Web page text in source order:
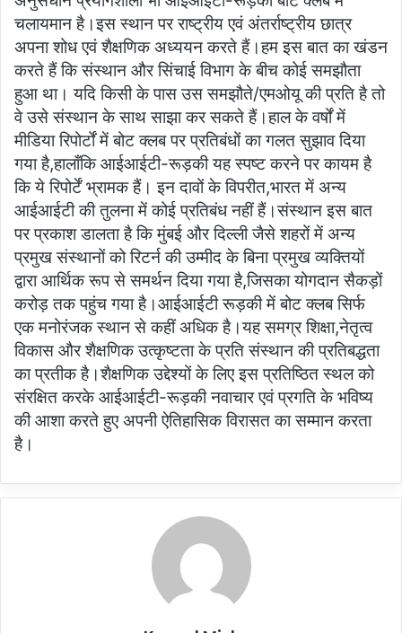
चलायमान है।इस स्थान पर राष्ट्रीय एवं अंतर्राष्ट्रीय छात्र
अपना शोध एवं शैक्षणिक अध्ययन करते हैं।हम इस बात का खंडन
करते हैं कि संस्थान और सिंचाई विभाग के बीच कोई समझौता
हुआ था। यदि किसी के पास उस समझौते/एमओयू की प्रति है तो
वे उसे संस्थान के साथ साझा कर सकते हैं।हाल के वर्षों में
मीडिया रिपोर्टों में बोट क्लब पर प्रतिबंधों का गलत सुझाव दिया
गया है,हालाँकि आईआईटी-रूड़की यह स्पष्ट करने पर कायम है
कि ये रिपोर्टें भ्रामक हैं। इन दावों के विपरीत,भारत में अन्य
आईआईटी की तुलना में कोई प्रतिबंध नहीं हैं।संस्थान इस बात
पर प्रकाश डालता है कि मुंबई और दिल्ली जैसे शहरों में अन्य
प्रमुख संस्थानों को रिटर्न की उम्मीद के बिना प्रमुख व्यक्तियों
द्वारा आर्थिक रूप से समर्थन दिया गया है,जिसका योगदान सैकड़ों
करोड़ तक पहुंच गया है।आईआईटी रूड़की में बोट क्लब सिर्फ
एक मनोरंजक स्थान से कहीं अधिक है।यह समग्र शिक्षा,नेतृत्व
विकास और शैक्षणिक उत्कृष्टता के प्रति संस्थान की प्रतिबद्धता
का प्रतीक है।शैक्षणिक उद्देश्यों के लिए इस प्रतिष्ठित स्थल को
संरक्षित करके आईआईटी-रूड़की नवाचार एवं प्रगति के भविष्य
की आशा करते हुए अपनी ऐतिहासिक विरासत का सम्मान करता
है।